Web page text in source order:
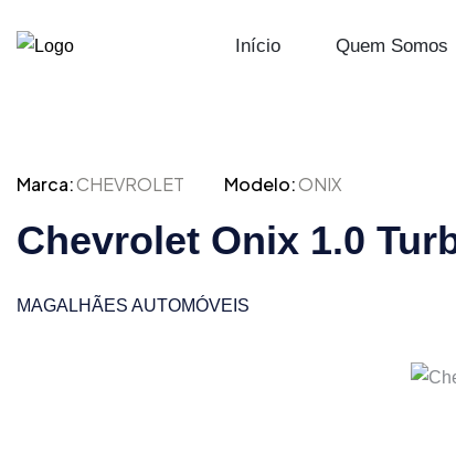
Início Quem Somos
Marca:CHEVROLET Modelo:ONIX
Chevrolet Onix 1.0
MAGALHÃES AUTOMÓVEIS